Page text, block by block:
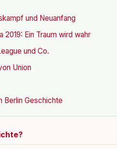
und Neuanfang
2019: Ein Traum wird wahr
und Co.
Union
Berlin Geschichte